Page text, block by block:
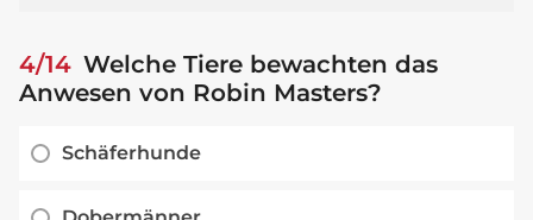
4/14 Welche Tiere bewachten das
Anwesen von Robin Masters?
Schäferhunde